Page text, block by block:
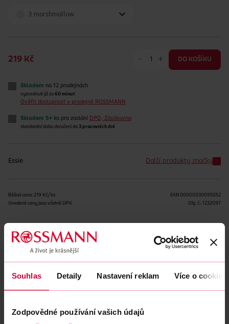
Souhlas Detaily Nastavení reklam Více o cookies
Zodpovědné používání vašich údajů
3 marshmallow
219 Kč - + DO KOŠÍKU
Skladem na 12 prodejnách
vyzvednutí již za 60 minut
Ověřit dostupnost v prodejně ROSSMANN
Skladem 5+ ks pro zaslání DPD, Zásilkovna
standardní doba doručení do 3 pracovních dní
Essie Další produkty značky
Běžná cena: 219 Kč/ks
Uvedené ceny jsou včetně DPH
EAN 00000030095052
Obj. č.: 1232097
Podobné produkty